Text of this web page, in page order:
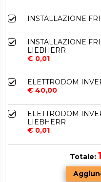
INSTALLAZIONE
INSTALLAZIONE
LIEBHERR
€ 0,01
ELETTRODOM
€ 40,00
ELETTRODOM
LIEBHERR
€ 0,01
Totale: